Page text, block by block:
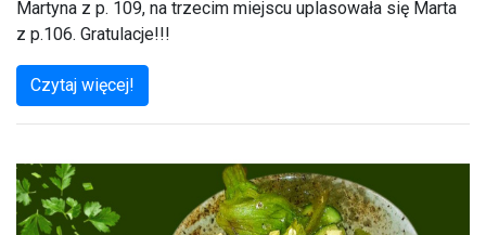
Martyna z p. 109, na trzecim miejscu uplasowała się Marta
z p.106. Gratulacje!!!
Czytaj więcej!